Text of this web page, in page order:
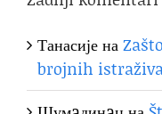
Танасијена
brojnih